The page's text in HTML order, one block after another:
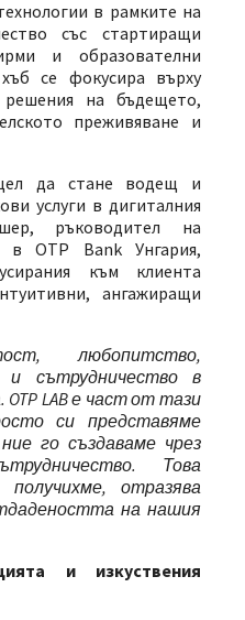
в рамките на
със стартиращи
и образователни
се фокусира върху
на бъдещето,
преживяване и
да стане водещ и
услуги в дигиталния
ръководител на
в OTP Bank Унгария,
към клиента
ангажиращи
любопитство,
и сътрудничество в
LAB е част от тази
си представяме
го създаваме чрез
Това
отразява
на нашия
и изкуствения